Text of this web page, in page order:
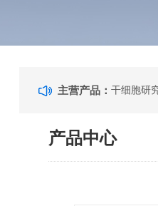
主营产品：干细胞研
产品中心